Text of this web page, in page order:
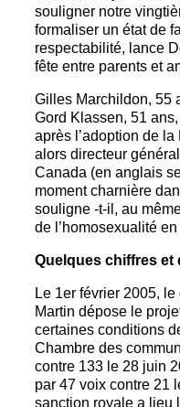
souligner notre
formaliser un état de
respectabilité, lance
fête entre parents et
Gilles Marchildon, 55
Gord Klassen, 51
après l’adoption de
alors directeur
Canada (en anglais
moment charnière
souligne -t-il, au
de l’homosexualité
Quelques chiffres et
Le 1er février 2005,
Martin dépose le
certaines conditions
Chambre des
contre 133 le 28 juin
par 47 voix contre 21
sanction royale a lieu